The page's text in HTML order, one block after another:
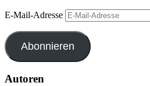
E-Mail-Adresse
Abonnieren
Autoren